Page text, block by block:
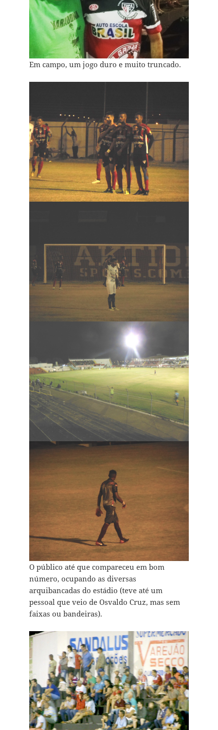
Em campo, um jogo duro e muito truncado.
O público até que compareceu em bom
número, ocupando as diversas
arquibancadas do estádio (teve até um
pessoal que veio de Osvaldo Cruz, mas sem
faixas ou bandeiras).